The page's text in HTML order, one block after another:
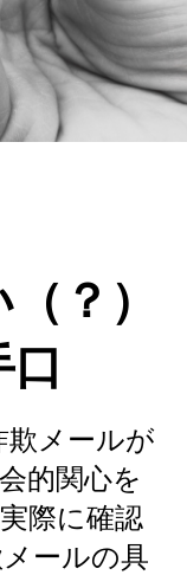
？）
欺メールが
的関心を
際に確認
ールの具